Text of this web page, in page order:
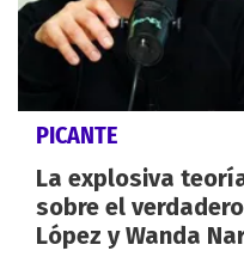
PICANTE
La explosiva
sobre el
López y Wanda